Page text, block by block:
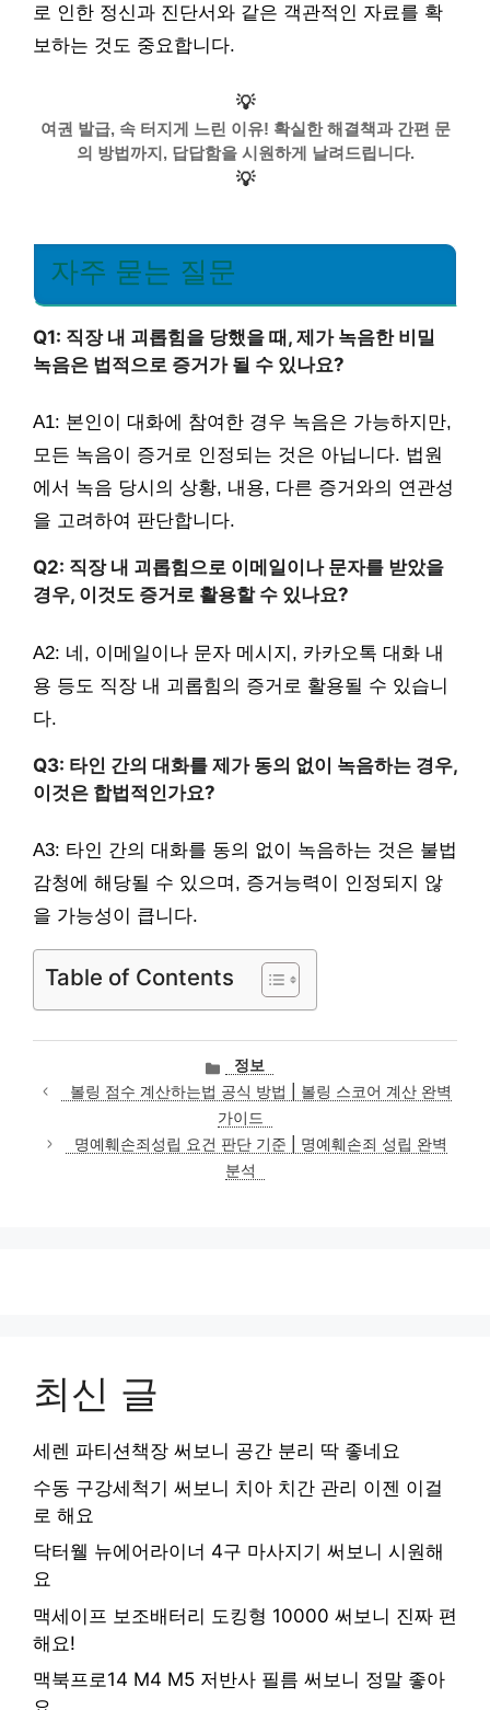
로 인한 정신과 진단서와 같은 객관적인 자료를 확
보하는 것도 중요합니다.
💡
여권 발급, 속 터지게 느린 이유! 확실한 해결책과 간편 문
의 방법까지, 답답함을 시원하게 날려드립니다.
💡
자주 묻는 질문
Q1: 직장 내 괴롭힘을 당했을 때, 제가 녹음한 비밀
녹음은 법적으로 증거가 될 수 있나요?
A1: 본인이 대화에 참여한 경우 녹음은 가능하지만,
모든 녹음이 증거로 인정되는 것은 아닙니다. 법원
에서 녹음 당시의 상황, 내용, 다른 증거와의 연관성
을 고려하여 판단합니다.
Q2: 직장 내 괴롭힘으로 이메일이나 문자를 받았을
경우, 이것도 증거로 활용할 수 있나요?
A2: 네, 이메일이나 문자 메시지, 카카오톡 대화 내
용 등도 직장 내 괴롭힘의 증거로 활용될 수 있습니
다.
Q3: 타인 간의 대화를 제가 동의 없이 녹음하는 경우,
이것은 합법적인가요?
A3: 타인 간의 대화를 동의 없이 녹음하는 것은 불법
감청에 해당될 수 있으며, 증거능력이 인정되지 않
을 가능성이 큽니다.
Table of Contents
카
테
고
리
정보
볼링 점수 계산하는법 공식 방법 | 볼링 스코어 계산 완벽
가이드
명예훼손죄성립 요건 판단 기준 | 명예훼손죄 성립 완벽
분석
최신 글
세렌 파티션책장 써보니 공간 분리 딱 좋네요
수동 구강세척기 써보니 치아 치간 관리 이젠 이걸
로 해요
닥터웰 뉴에어라이너 4구 마사지기 써보니 시원해
요
맥세이프 보조배터리 도킹형 10000 써보니 진짜 편
해요!
맥북프로14 M4 M5 저반사 필름 써보니 정말 좋아